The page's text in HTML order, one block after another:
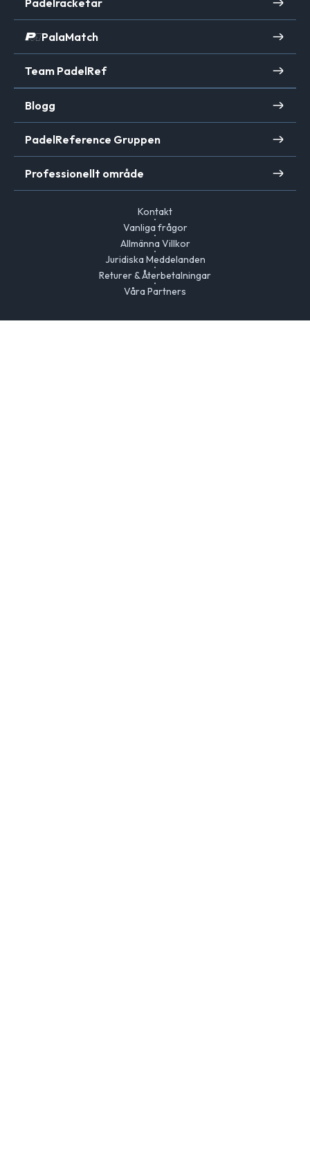
Padelracketar
PalaMatch
Team PadelRef
Blogg
PadelReference Gruppen
Professionellt område
Kontakt
Vanliga frågor
Allmänna Villkor
Juridiska Meddelanden
Returer & Återbetalningar
Våra Partners